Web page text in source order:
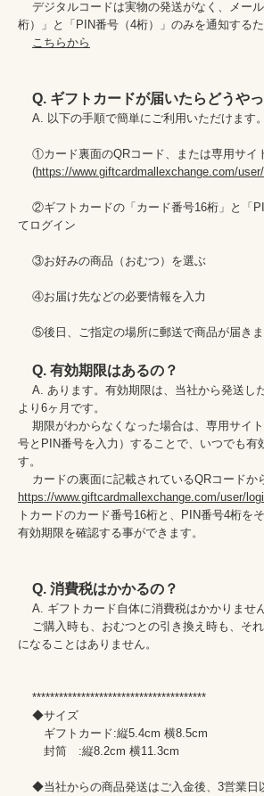
桁）」と「PIN番号（4桁）」のみを通知するた
こちらから
Q. ギフトカードが届いたらどうや
    (
https://www.giftcardmallexchange.com/
てログイン
Q. 有効期限はあるの？
より6ヶ月です。
号とPIN番号を入力）することで、いつでも有
す。
カードの裏面に記載されているQRコード
https://www.giftcardmallexchange.com/user/
トカードのカード番号16桁と、PIN番号4桁を
有効期限を確認する事ができます。
Q. 消費税はかかるの？
になることはありません。